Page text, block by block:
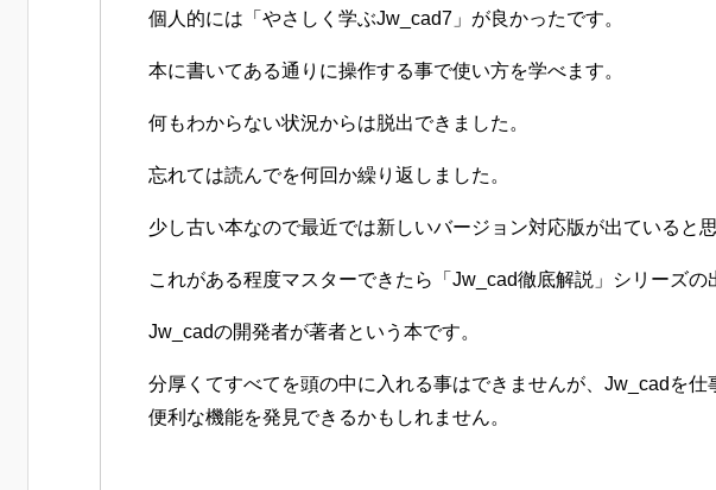
個人的には「やさしく学ぶJw_cad7」が良かったです。
本に書いてある通りに操作する事で使い方を学べます。
何もわからない状況からは脱出できました。
忘れては読んでを何回か繰り返しました。
少し古い本なので最近では新しいバージョン対応版が出ていると思
これがある程度マスターできたら「Jw_cad徹底解説」シリーズの
Jw_cadの開発者が著者という本です。
分厚くてすべてを頭の中に入れる事はできませんが、Jw_cadを
便利な機能を発見できるかもしれません。